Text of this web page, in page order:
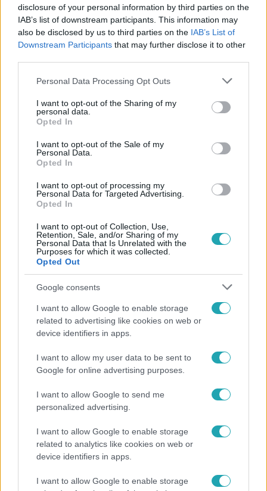
disclosure of your personal information by third parties on the
IAB’s list of downstream participants. This information may
also be disclosed by us to third parties on the IAB’s List of
Downstream Participants that may further disclose it to other
Please note that this website/app uses one or more Google
not limited to your visit or usage behaviour. You may click to
grant or deny consent to Google and its third-party tags to
use your data for below specified purposes in below Google
consent section.
Personal Data Processing Opt Outs
I want to opt-out of the Sharing of my
personal data.
Opted In
I want to opt-out of the Sale of my
Personal Data.
Opted In
I want to opt-out of processing my
Personal Data for Targeted Advertising.
Opted In
I want to opt-out of Collection, Use,
Retention, Sale, and/or Sharing of my
Personal Data that Is Unrelated with the
Purposes for which it was collected.
Opted Out
Google consents
I want to allow Google to enable storage
related to advertising like cookies on web or
device identifiers in apps.
I want to allow my user data to be sent to
Google for online advertising purposes.
I want to allow Google to send me
personalized advertising.
I want to allow Google to enable storage
related to analytics like cookies on web or
device identifiers in apps.
I want to allow Google to enable storage
PELLER MARIANN #VASTAG TAMÁS MILLER DÁVID
BULVÁR #HÍZÁS #FOGYÁS # ÉLETMÓDVÁLTÁS
KARANTÉN
Népszerű
Bódi Guszti és Margó büszkén jelentették be:
megvan a család első diplomása